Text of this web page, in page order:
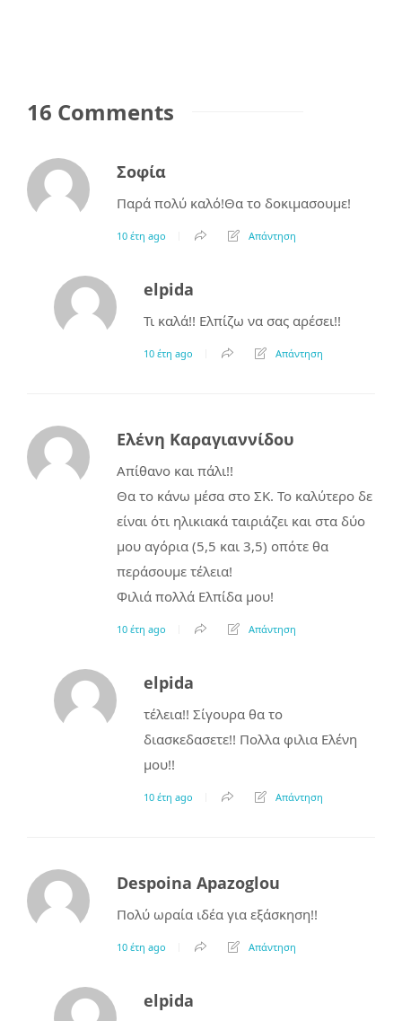
16 Comments
Σοφία
Παρά πολύ καλό!Θα το δοκιμασουμε!
10 έτη ago Απάντηση
elpida
Τι καλά!! Ελπίζω να σας αρέσει!!
10 έτη ago Απάντηση
Ελένη Καραγιαννίδου
Απίθανο και πάλι!!
Θα το κάνω μέσα στο ΣΚ. Το καλύτερο δε
είναι ότι ηλικιακά ταιριάζει και στα δύο
μου αγόρια (5,5 και 3,5) οπότε θα
περάσουμε τέλεια!
Φιλιά πολλά Ελπίδα μου!
10 έτη ago Απάντηση
elpida
τέλεια!! Σίγουρα θα το
διασκεδασετε!! Πολλα φιλια Ελένη
μου!!
10 έτη ago Απάντηση
Despoina Apazoglou
Πολύ ωραία ιδέα για εξάσκηση!!
10 έτη ago Απάντηση
elpida